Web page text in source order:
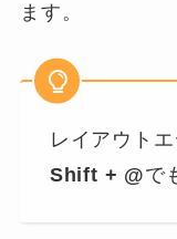
ます。
レイアウト
Shift + @で